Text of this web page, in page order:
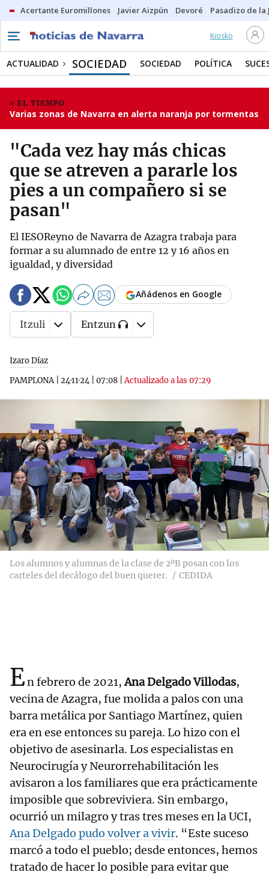
Acertante Euromillones Javier Aizpún Devoré Pasadizo de la
Kiosko
ACTUALIDAD SOCIEDAD SOCIEDAD POLÍTICA
EL TIEMPO
Varias zonas de Navarra en alerta naranja por tormentas
"Cada vez hay más chicas
que se atreven a pararle los
pies a un compañero si se
pasan"
El IESOReyno de Navarra de Azagra trabaja para
formar a su alumnado de entre 12 y 16 años en
igualdad, y diversidad
Izaro Díaz
PAMPLONA| 24·11·24 07:08 |Actualizado a las 07:29
Añádenos en Google
Itzuli Entzun
Los alumnos y alumnas de la clase de 2ºB posan con los
carteles del decálogo del buen querer.
CEDIDA
En febrero de 2021,Ana Delgado Villodas,
vecina de Azagra, fue molida a palos con una
barra metálica por Santiago Martínez, quien
era en ese entonces su pareja. Lo hizo con el
objetivo de asesinarla. Los especialistas en
Neurocirugía y Neurorrehabilitación les
avisaron a los familiares que era prácticamente
imposible que sobreviviera. Sin embargo,
ocurrió un milagro y tras tres meses en la UCI,
Ana Delgado pudo volver a vivir. “Este suceso
marcó a todo el pueblo; desde entonces, hemos
tratado de hacer lo posible para evitar que